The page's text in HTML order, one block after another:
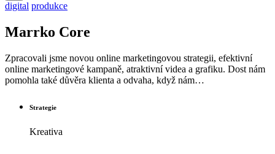
digital produkce
Marrko Core
Zpracovali jsme novou online marketingovou strategii, efektivní
online marketingové kampaně, atraktivní videa a grafiku. Dost nám
pomohla také důvěra klienta a odvaha, když nám…
Strategie
Kreativa